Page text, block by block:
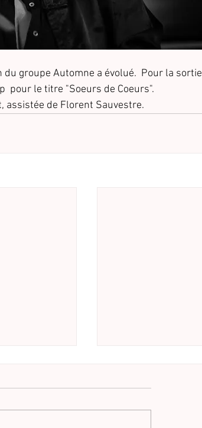
groupe Automne a évolué.  Pour la sortie
pour le titre "Soeurs de Coeurs".
assistée de Florent Sauvestre.